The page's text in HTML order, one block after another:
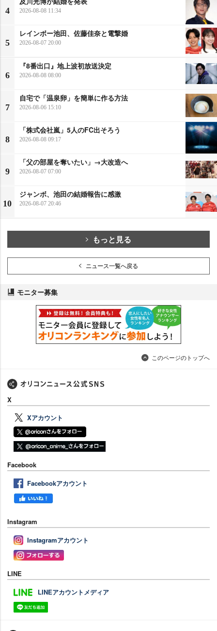
4 2026-08-08 11:34
5
レインボー池田、佐藤佳奈と電撃婚
2026-08-07 20:00
6
『8番出口』地上波初放送決定
2026-08-08 08:00
7
自宅で「温泉卵」を簡単に作る方法
2026-08-06 15:10
8
「株式会社嵐」5人のFC出そろう
2026-08-08 09:17
9
「父の部屋を奪いたい」→大改造へ
2026-08-07 07:00
10
ジャンボ、池田の結婚報告に感激
2026-08-07 20:46
もっと見る
ニュース一覧へ戻る
モニター募集
このページのトップへ
X
Xアカウント
Facebook
Facebookアカウント
Instagram
Instagramアカウント
LINE
LINEアカウントメディア